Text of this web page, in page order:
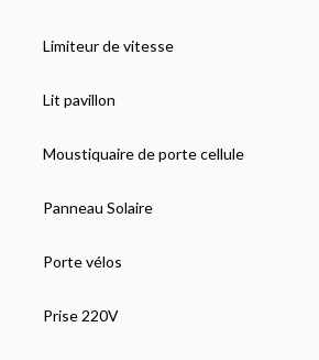
Limiteur de vitesse
Lit pavillon
Moustiquaire de porte cellule
Panneau Solaire
Porte vélos
Prise 220V